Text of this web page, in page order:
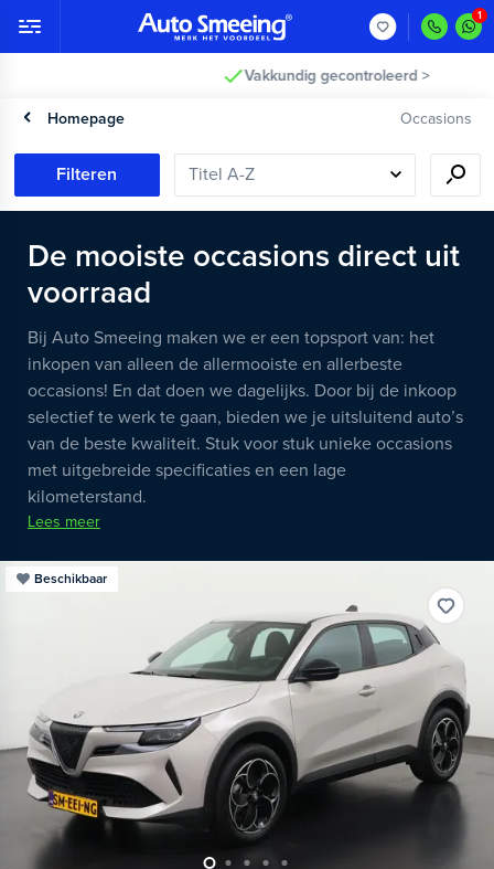
Vakkundig gecontroleerd >
Homepage Occasions
Filteren
De mooiste occasions direct uit
voorraad
Bij Auto Smeeing maken we er een topsport van: het
inkopen van alleen de allermooiste en allerbeste
occasions! En dat doen we dagelijks. Door bij de inkoop
selectief te werk te gaan, bieden we je uitsluitend auto’s
van de beste kwaliteit. Stuk voor stuk unieke occasions
met uitgebreide specificaties en een lage
kilometerstand.
Lees meer
Beschikbaar